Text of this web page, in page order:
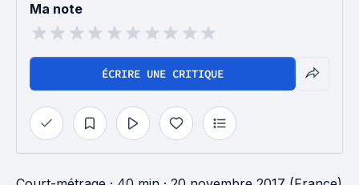
Ma note
ÉCRIRE UNE CRITIQUE